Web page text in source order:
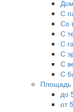
С
Со
С
С
С
С
С
Площадь
до
от